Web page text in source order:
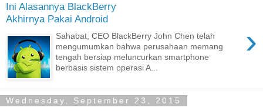
Ini Alasannya BlackBerry
Akhirnya Pakai Android
›
Sahabat, CEO BlackBerry John Chen telah
mengumumkan bahwa perusahaan memang
tengah bersiap meluncurkan smartphone
berbasis sistem operasi A...
Wednesday, September 23, 2015